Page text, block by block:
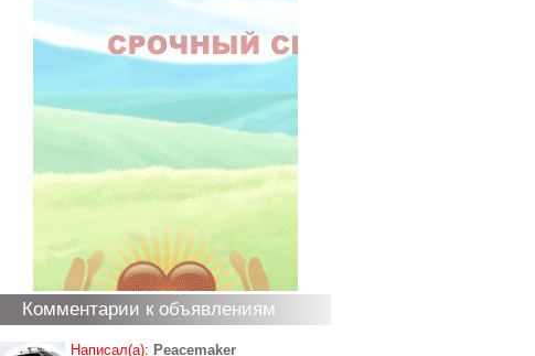
Комментарии к объявлениям
Написал(а): Peacemaker